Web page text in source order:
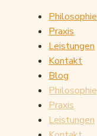
Philosophie
Praxis
Leistungen
Kontakt
Blog
Philosophie
Praxis
Leistungen
Mit dem
Laden der
Karte
akzeptieren